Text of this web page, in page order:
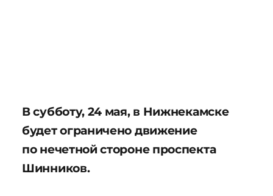
В субботу, 24 мая, в Нижнекамске
будет ограничено движение
по нечетной стороне проспекта
Шинников.